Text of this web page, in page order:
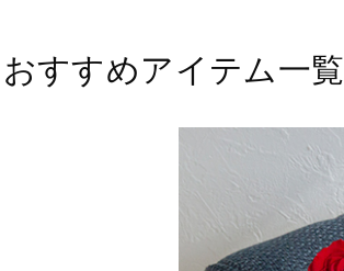
おすすめアイテム一覧